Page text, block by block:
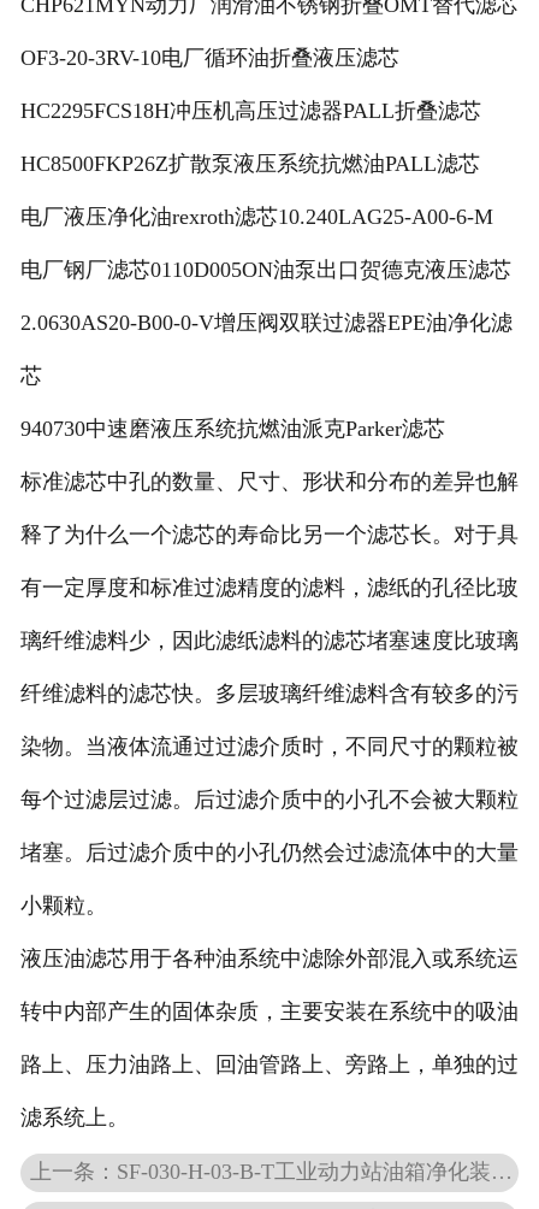
OF3-20-3RV-10电厂循环油折叠液压滤芯
HC2295FCS18H冲压机高压过滤器PALL折叠滤芯
HC8500FKP26Z扩散泵液压系统抗燃油PALL滤芯
电厂液压净化油rexroth滤芯10.240LAG25-A00-6-M
电厂钢厂滤芯0110D005ON油泵出口贺德克液压滤芯
2.0630AS20-B00-0-V增压阀双联过滤器EPE油净化滤
芯
940730中速磨液压系统抗燃油派克Parker滤芯
标准滤芯中孔的数量、尺寸、形状和分布的差异也解
释了为什么一个滤芯的寿命比另一个滤芯长。对于具
有一定厚度和标准过滤精度的滤料，滤纸的孔径比玻
璃纤维滤料少，因此滤纸滤料的滤芯堵塞速度比玻璃
纤维滤料的滤芯快。多层玻璃纤维滤料含有较多的污
染物。当液体流通过过滤介质时，不同尺寸的颗粒被
每个过滤层过滤。后过滤介质中的小孔不会被大颗粒
堵塞。后过滤介质中的小孔仍然会过滤流体中的大量
小颗粒。
液压油滤芯用于各种油系统中滤除外部混入或系统运
转中内部产生的固体杂质，主要安装在系统中的吸油
路上、压力油路上、回油管路上、旁路上，单独的过
滤系统上。
上一条：SF-030-H-03-B-T工业动力站油箱净化装置STAUFF滤芯